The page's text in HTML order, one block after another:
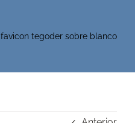
favicon tegoder sobre blanco